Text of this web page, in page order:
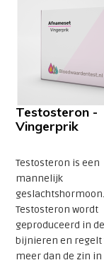
Testosteron -
Vingerprik
Testosteron is een
mannelijk
geslachtshormoon.
Testosteron wordt
geproduceerd in de
bijnieren en regelt
meer dan de zin in